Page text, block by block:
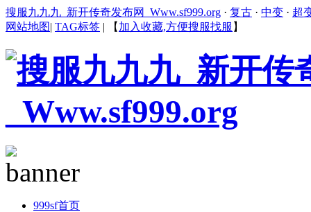
搜服九九九_新开传奇发布网_Www.sf999.org · 复古 · 中变 · 超
网站地图| TAG标签 | 【 加入收藏,方便搜服找服 】
999sf首页